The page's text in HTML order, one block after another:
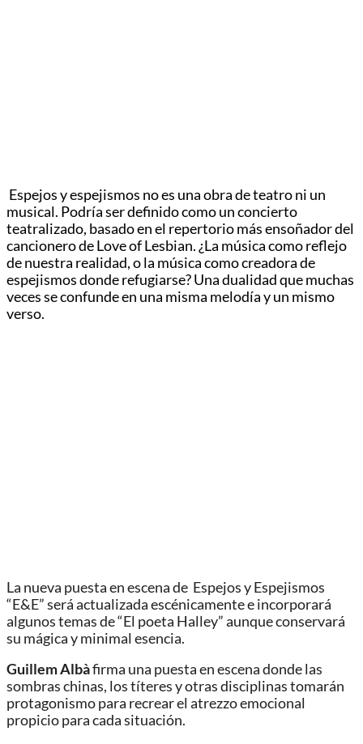
Espejos y espejismos no es una obra de teatro ni un
musical. Podría ser definido como un concierto
teatralizado, basado en el repertorio más ensoñador del
cancionero de Love of Lesbian. ¿La música como reflejo
de nuestra realidad, o la música como creadora de
espejismos donde refugiarse? Una dualidad que muchas
veces se confunde en una misma melodía y un mismo
verso.
La nueva puesta en escena de Espejos y Espejismos
“E&E” será actualizada escénicamente e incorporará
algunos temas de “El poeta Halley” aunque conservará
su mágica y minimal esencia.
Guillem Albàfirma una puesta en escena donde las
sombras chinas, los títeres y otras disciplinas tomarán
protagonismo para recrear el atrezzo emocional
propicio para cada situación.